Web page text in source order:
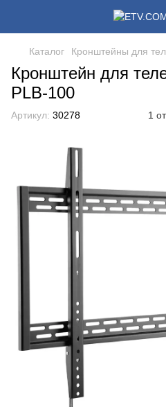
Каталог Кронштейны для
Кронштейн для
PLB-100
Артикул: 30278 1